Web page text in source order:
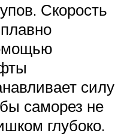
Скорость
силу
саморез не
глубоко.